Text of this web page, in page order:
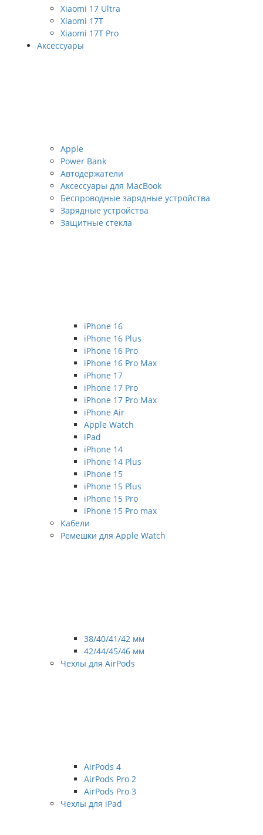
Xiaomi 17 Ultra
Xiaomi 17T
Xiaomi 17T Pro
Аксессуары
Apple
Power Bank
Автодержатели
Аксессуары для MacBook
Беспроводные зарядные устройства
Зарядные устройства
Защитные стекла
iPhone 16
iPhone 16 Plus
iPhone 16 Pro
iPhone 16 Pro Max
iPhone 17
iPhone 17 Pro
iPhone 17 Pro Max
iPhone Air
Apple Watch
iPad
iPhone 14
iPhone 14 Plus
iPhone 15
iPhone 15 Plus
iPhone 15 Pro
iPhone 15 Pro max
Кабели
Ремешки для Apple Watch
38/40/41/42 мм
42/44/45/46 мм
Чехлы для AirPods
AirPods 4
AirPods Pro 2
AirPods Pro 3
Чехлы для iPad